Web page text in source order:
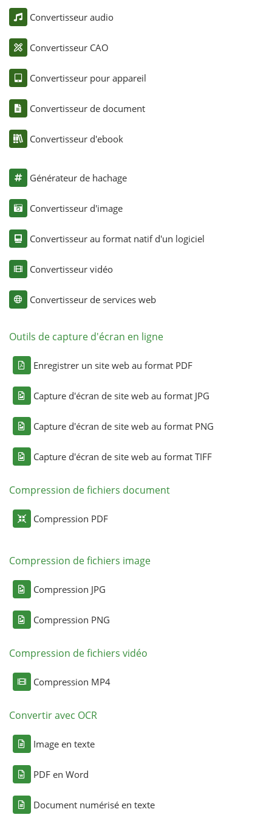
Convertisseur audio
Convertisseur CAO
Convertisseur pour appareil
Convertisseur de document
Convertisseur d'ebook
Générateur de hachage
Convertisseur d'image
Convertisseur au format natif d'un logiciel
Convertisseur vidéo
Convertisseur de services web
Outils de capture d'écran en ligne
Enregistrer un site web au format PDF
Capture d'écran de site web au format JPG
Capture d'écran de site web au format PNG
Capture d'écran de site web au format TIFF
Compression de fichiers document
Compression PDF
Compression de fichiers image
Compression JPG
Compression PNG
Compression de fichiers vidéo
Compression MP4
Convertir avec OCR
Image en texte
PDF en Word
Document numérisé en texte